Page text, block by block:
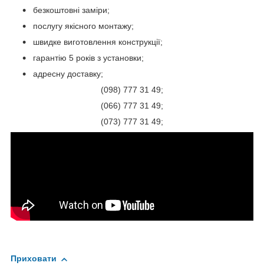
безкоштовні заміри;
послугу якісного монтажу;
швидке виготовлення конструкції;
гарантію 5 років з установки;
адресну доставку;
(098) 777 31 49;
(066) 777 31 49;
(073) 777 31 49;
Приховати